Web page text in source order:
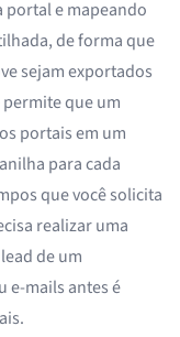
portal e mapeando
de forma que
sejam exportados
permite que um
portais em um
para cada
que você solicita
realizar uma
de um
e-mails antes é